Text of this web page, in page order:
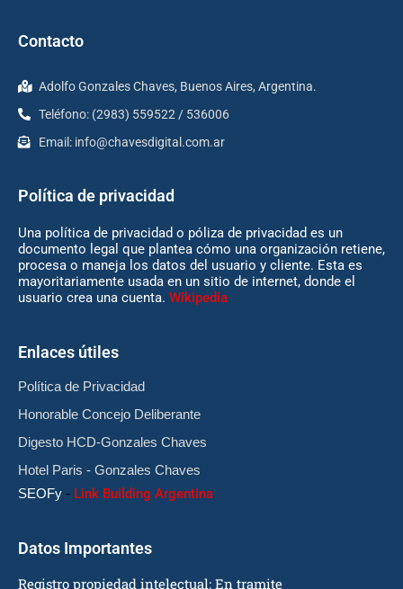
Contacto
Adolfo Gonzales Chaves, Buenos Aires, Argentina.
Teléfono: (2983) 559522 / 536006
Email: info@chavesdigital.com.ar
Política de privacidad
Una política de privacidad o póliza de privacidad es un
documento legal que plantea cómo una organización retiene,
procesa o maneja los datos del usuario y cliente. Esta es
mayoritariamente usada en un sitio de internet, donde el
usuario crea una cuenta. Wikipedia
Enlaces útiles
Política de Privacidad
Honorable Concejo Deliberante
Digesto HCD-Gonzales Chaves
Hotel Paris - Gonzales Chaves
SEOFy - Link Building Argentina
Datos Importantes
Registro propiedad intelectual: En tramite